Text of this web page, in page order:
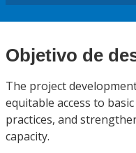
Objetivo de
The project
equitable access to
practices, and
capacity.